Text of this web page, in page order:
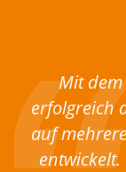
Mit
erfolgreich
auf